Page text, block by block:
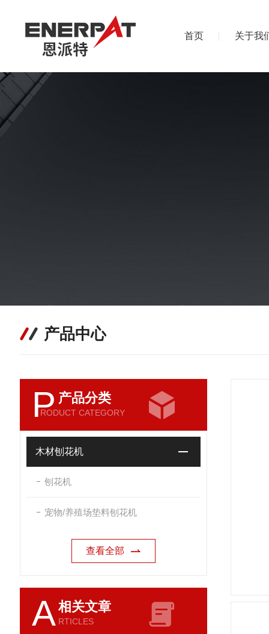
首页 关于我
产品中心
P 产品分类
RODUCT CATEGORY
木材刨花机
刨花机
宠物/养殖场垫料刨花机
查看全部
A相关文章
RTICLES